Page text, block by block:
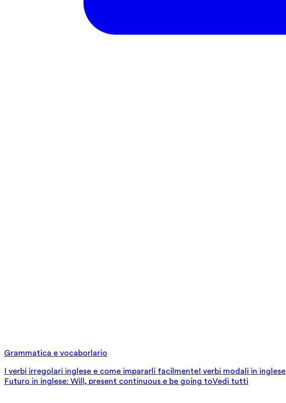
Grammatica e vocaborlario
I verbi irregolari inglese e come impararli facilmenteI verbi modali in inglese
Futuro in inglese: Will, present continuous e be going toVedi tutti